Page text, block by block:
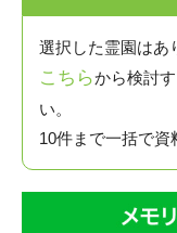
選択した霊園はあ
こちらから検討
い。
10件まで一括で資